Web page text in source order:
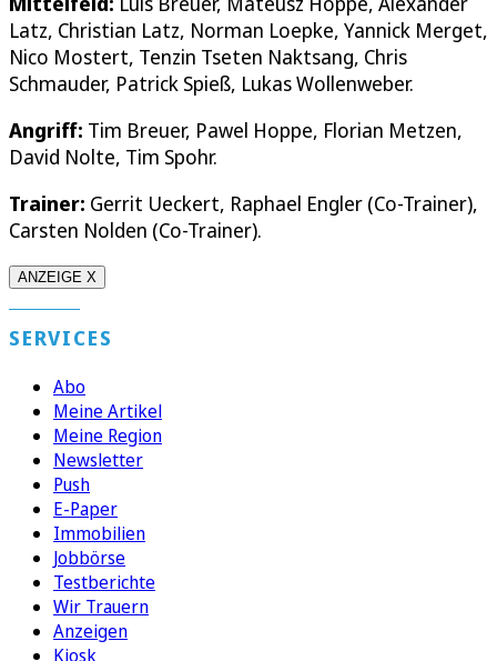
Latz, Christian Latz, Norman Loepke, Yannick Merget,
Nico Mostert, Tenzin Tseten Naktsang, Chris
Schmauder, Patrick Spieß, Lukas Wollenweber.
Angriff: Tim Breuer, Pawel Hoppe, Florian Metzen,
David Nolte, Tim Spohr.
Trainer: Gerrit Ueckert, Raphael Engler (Co-Trainer),
Carsten Nolden (Co-Trainer).
ANZEIGE X
SERVICES
Abo
Meine Artikel
Meine Region
Newsletter
Push
E-Paper
Immobilien
Jobbörse
Testberichte
Wir Trauern
Anzeigen
Kiosk